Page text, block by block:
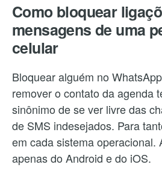
Como bloquear
mensagens de uma
celular
Bloquear alguém no
remover o contato da agenda
sinônimo de se ver livre das
de SMS indesejados. Para
em cada sistema operacional.
apenas do Android e do iOS.